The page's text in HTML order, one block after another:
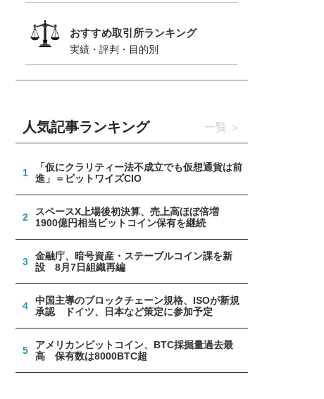
おすすめ取引所ランキング
実績・評判・目的別
人気記事ランキング 一覧
1
「仮にクラリティー法不成立でも仮想通貨は前
進」＝ビットワイズCIO
2
スペースX上場後初決算、売上高ほぼ倍増
1900億円相当ビットコイン保有を継続
3
金融庁、暗号資産・ステーブルコイン課を新
設 8月7日組織再編
4
中国主導のブロックチェーン規格、ISOが新規
承認 ドイツ、日本など策定に参加予定
5
アメリカンビットコイン、BTC採掘量過去最
高 保有数は8000BTC超